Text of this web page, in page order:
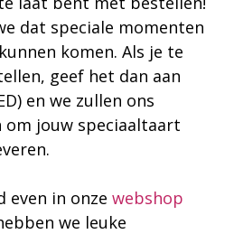
dat speciale momenten
komen. Als je te
geef het dan aan
en we zullen ons
jouw speciaaltaart
even in onze webshop
we leuke